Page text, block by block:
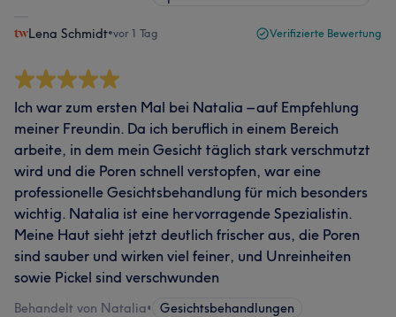
Lena Schmidt•vor 1 Tag Verifizierte Bewertung
Ich war zum ersten Mal bei Natalia – auf Empfehlung
meiner Freundin. Da ich beruflich in einem Bereich
arbeite, in dem mein Gesicht täglich stark verschmutzt
wird und die Poren schnell verstopfen, war eine
professionelle Gesichtsbehandlung für mich besonders
wichtig. Natalia ist eine hervorragende Spezialistin.
Meine Haut sieht jetzt deutlich frischer aus, die Poren
sind sauber und wirken viel feiner, und Unreinheiten
sowie Pickel sind verschwunden
Behandelt von Natalia• Gesichtsbehandlungen